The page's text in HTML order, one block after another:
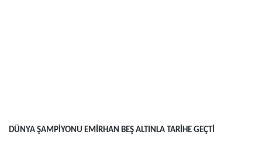
DÜNYA ŞAMPİYONU EMİRHAN BEŞ ALTINLA TARİHE GEÇTİ